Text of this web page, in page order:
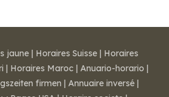
jaune | Horaires Suisse | Horaires
| Horaires Maroc | Anuario-horario |
firmen | Annuaire inversé |